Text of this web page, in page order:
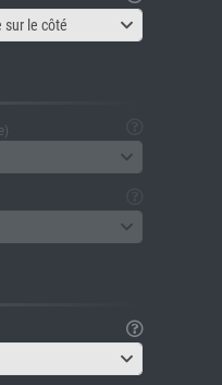
sur le côté